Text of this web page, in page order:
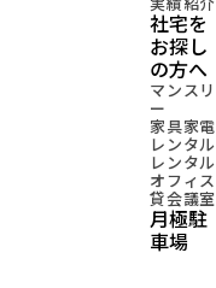
社宅を
お探し
の方へ
マンスリ
ー
家具家電
レンタル
レンタル
オフィス
貸会議室
月極駐
車場